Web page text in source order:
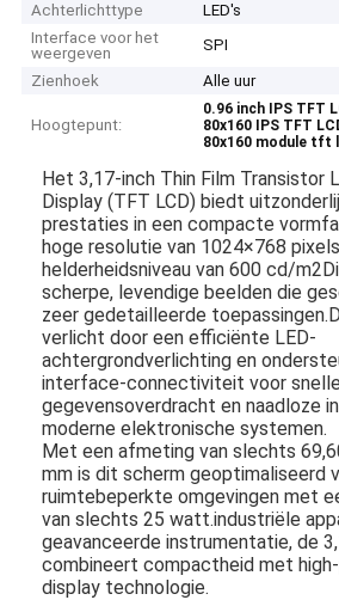
Achterlichttype
LED's
Interface voor het
weergeven
SPI
Zienhoek
Alle uur
Hoogtepunt:
0.96 inch IPS TFT
80x160 IPS TFT
80x160 module tft
Het 3,17-inch Thin Film Transistor
Display (TFT LCD) biedt
prestaties in een compacte
hoge resolutie van 1024×768
helderheidsniveau van 600 cd/
scherpe, levendige beelden die
zeer gedetailleerde
verlicht door een efficiënte LED-
achtergrondverlichting en
interface-connectiviteit voor snelle
gegevensoverdracht en naadloze
moderne elektronische systemen.
Met een afmeting van slechts
mm is dit scherm geoptimaliseerd
ruimtebeperkte omgevingen met
van slechts 25 watt.industriële
geavanceerde instrumentatie, de
combineert compactheid met
display technologie.